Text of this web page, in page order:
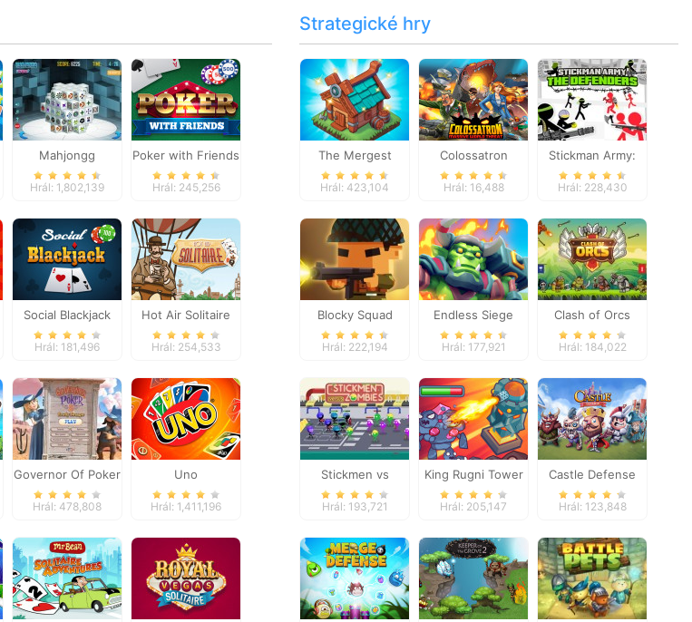
Mahjongg
Dimensions
Hrál: 1,802,139
Poker with Friends
Hrál: 245,256
Social Blackjack
Hrál: 181,496
Hot Air Solitaire
Hrál: 254,533
Governor Of Poker
2
Hrál: 478,808
Uno
Hrál: 1,411,196
Strategické hry
The Mergest
Kingdom
Hrál: 423,104
Colossatron
Hrál: 16,488
Stickman Army:
The Defenders
Hrál: 228,430
Blocky Squad
Hrál: 222,194
Endless Siege
Hrál: 177,921
Clash of Orcs
Hrál: 184,022
Stickmen vs
Zombies
Hrál: 193,721
King Rugni Tower
Defense
Hrál: 205,147
Castle Defense
Hrál: 123,848